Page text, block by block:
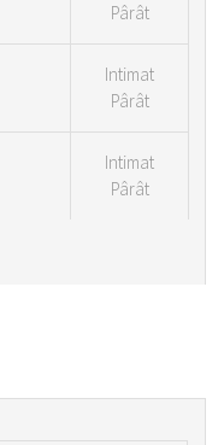
Pârât
Intimat
Pârât
Intimat
Pârât